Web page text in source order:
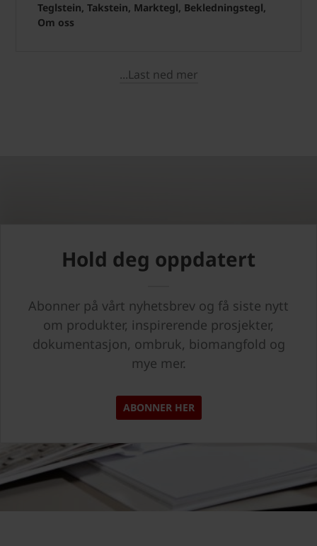
Teglstein, Takstein, Marktegl, Bekledningstegl,
Om oss
...Last ned mer
Hold deg oppdatert
Abonner på vårt nyhetsbrev og få siste nytt
om produkter, inspirerende prosjekter,
dokumentasjon, ombruk, biomangfold og
mye mer.
ABONNER HER